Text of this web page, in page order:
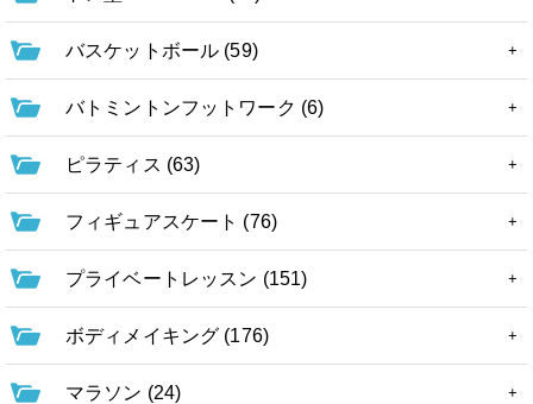
バスケットボール (59)
バトミントンフットワーク (6)
ピラティス (63)
フィギュアスケート (76)
プライベートレッスン (151)
ボディメイキング (176)
マラソン (24)